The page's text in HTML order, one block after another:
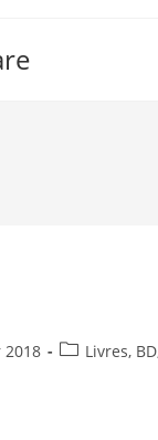
2018
PostLivres,